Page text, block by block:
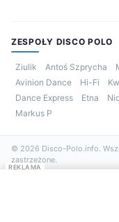
ZESPOŁY DISCO POLO
Ziulik Antoś Szprycha
Avinion Dance
Hi-Fi
Dance Express
Etna
Markus P
© 2026 Disco-Polo.info.
zastrzeżone.
REKLAMA